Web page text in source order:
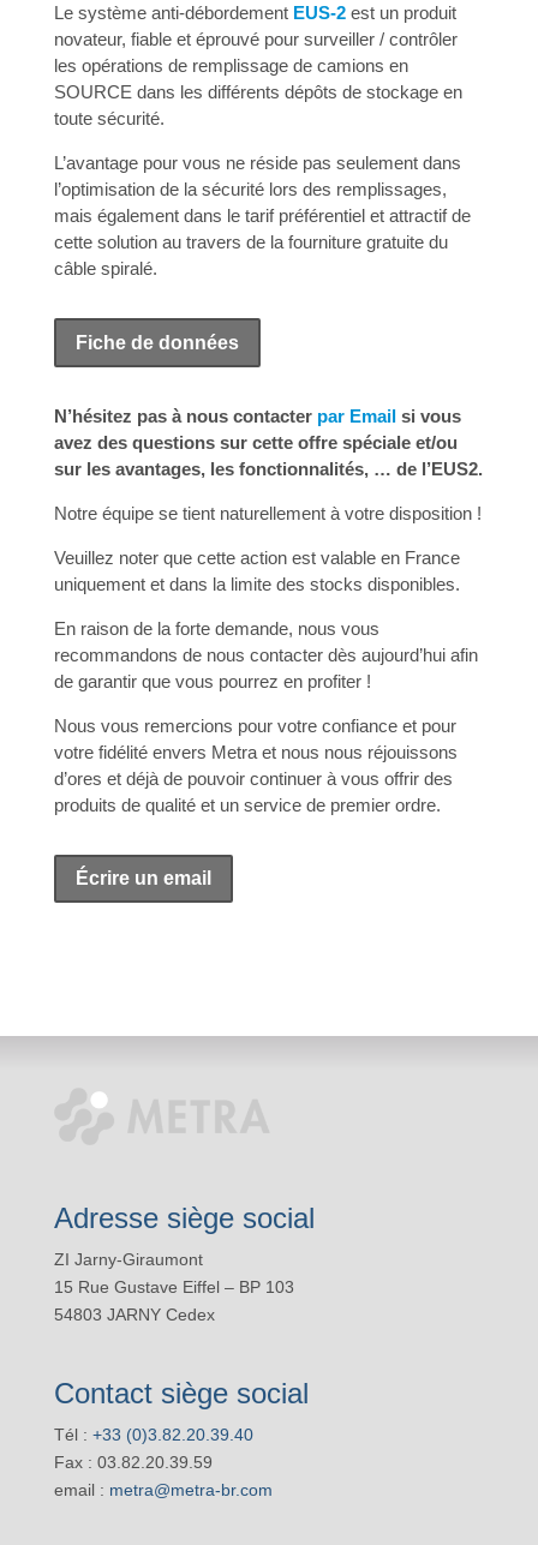
Le système anti-débordement EUS-2est un produit
novateur, fiable et éprouvé pour surveiller / contrôler
les opérations de remplissage de camions en
SOURCE dans les différents dépôts de stockage en
toute sécurité.
L’avantage pour vous ne réside pas seulement dans
l’optimisation de la sécurité lors des remplissages,
mais également dans le tarif préférentiel et attractif de
cette solution au travers de la fourniture gratuite du
câble spiralé.
Fiche de données
N’hésitez pas à nous contacter par Emailsi vous
avez des questions sur cette offre spéciale et/ou
sur les avantages, les fonctionnalités, … de l’EUS2.
Notre équipe se tient naturellement à votre disposition !
Veuillez noter que cette action est valable en France
uniquement et dans la limite des stocks disponibles.
En raison de la forte demande, nous vous
recommandons de nous contacter dès aujourd’hui afin
de garantir que vous pourrez en profiter !
Nous vous remercions pour votre confiance et pour
votre fidélité envers Metra et nous nous réjouissons
d’ores et déjà de pouvoir continuer à vous offrir des
produits de qualité et un service de premier ordre.
Écrire un email
Adresse siège social
ZI Jarny-Giraumont
15 Rue Gustave Eiffel – BP 103
54803 JARNY Cedex
Contact siège social
Tél : +33 (0)3.82.20.39.40
Fax : 03.82.20.39.59
email : metra@metra-br.com